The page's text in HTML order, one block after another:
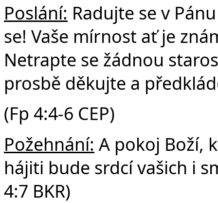
Poslání: Radujte se v
se! Vaše mírnost ať je
Netrapte se žádnou
prosbě děkujte a
(Fp 4:4-6 CEP)
Požehnání: A pokoj Boží,
hájiti bude srdcí vašich i
4:7 BKR)